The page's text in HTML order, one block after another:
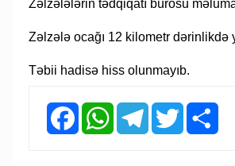
Zəlzələlərin tədqiqatı bürosu
Zəlzələ ocağı 12 kilometr dərinlikdə
Təbii hadisə hiss olunmayıb.
FacebookWhatsAppTelegramTwitter